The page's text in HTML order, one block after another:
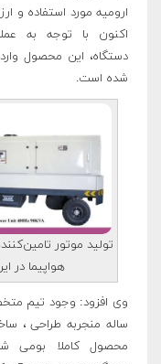
ارومیه مورد استفاده و
اکنون با توجه به
دستگاه، این محصول وارد
شده است.
تولید موتور
هواپیما در
ساله منجربه طراحی ،
محصول کاملا بومی